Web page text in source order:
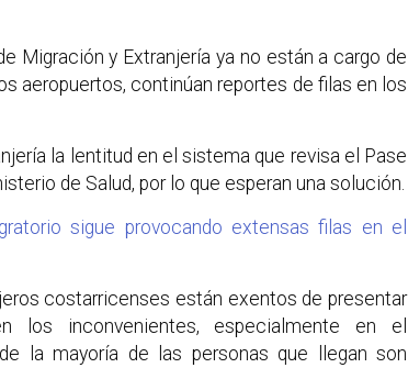
Migración y Extranjería ya no están a cargo de
aeropuertos, continúan reportes de filas en los
la lentitud en el sistema que revisa el Pase
de Salud, por lo que esperan una solución.
sigue provocando extensas filas en el
costarricenses están exentos de presentar
los inconvenientes, especialmente en el
la mayoría de las personas que llegan son